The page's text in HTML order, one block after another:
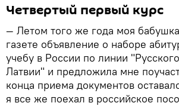
Четвертый первый курс
— Летом того же года моя
газете объявление о наборе
учебу в России по линии
Латвии" и предложила мне
конца приема документов
я все же поехал в российское